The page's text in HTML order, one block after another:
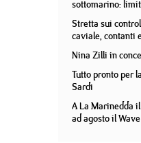
sottomarino:
Stretta sui
caviale, contanti
Nina Zilli in
Tutto pronto per
Sardi
A La Marinedda
ad agosto il